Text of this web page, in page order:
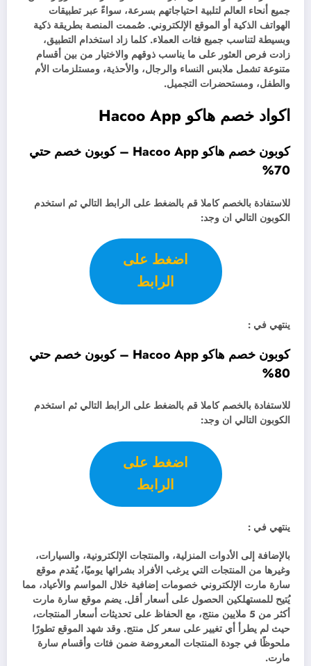
جميع أنحاء العالم لتلبية احتياجاتهم بسرعة، سواءً عبر تطبيقات
الهواتف الذكية أو الموقع الإلكتروني. صُممت المنصة بطريقة ذكية
وبسيطة لتناسب جميع فئات العملاء. كلما زاد استخدام التطبيق،
زادت فرص العثور على ما يناسب ذوقهم والاختيار من بين أقسام
متنوعة تشمل ملابس النساء والرجال، والأحذية، ومستلزمات الأم
والطفل، ومستحضرات التجميل.
اكواد خصم هاكو Hacoo App
كوبون خصم هاكو Hacoo App – كوبون خصم حتي
70%
للاستفادة بالخصم كاملا قم بالضغط على الرابط التالي ثم استخدم
الكوبون التالي ان وجد:
اضغط على
الرابط
ينتهي في :
كوبون خصم هاكو Hacoo App – كوبون خصم حتي
80%
للاستفادة بالخصم كاملا قم بالضغط على الرابط التالي ثم استخدم
الكوبون التالي ان وجد:
اضغط على
الرابط
ينتهي في :
بالإضافة إلى الأدوات المنزلية، والمنتجات الإلكترونية، والسيارات،
وغيرها من المنتجات التي يرغب الأفراد بشرائها يوميًا، يُقدم موقع
سارة مارت الإلكتروني خصومات إضافية خلال المواسم والأعياد، مما
يُتيح للمستهلكين الحصول على أسعار أقل. يضم موقع سارة مارت
أكثر من 5 ملايين منتج، مع الحفاظ على تحديثات أسعار المنتجات،
حيث لم يطرأ أي تغيير على سعر كل منتج. وقد شهد الموقع تطورًا
ملحوظًا في جودة المنتجات المعروضة ضمن فئات وأقسام سارة
مارت.